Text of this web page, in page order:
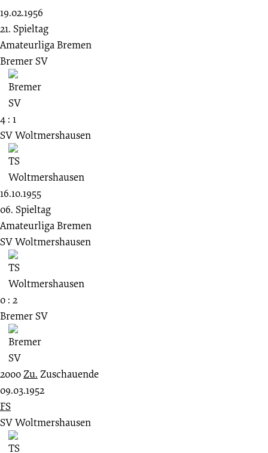
19.02.1956
21. Spieltag
Amateurliga Bremen
Bremer SV
4 : 1
SV Woltmershausen
16.10.1955
06. Spieltag
Amateurliga Bremen
SV Woltmershausen
0 : 2
Bremer SV
2000Zu. Zuschauende
09.03.1952
FS
SV Woltmershausen